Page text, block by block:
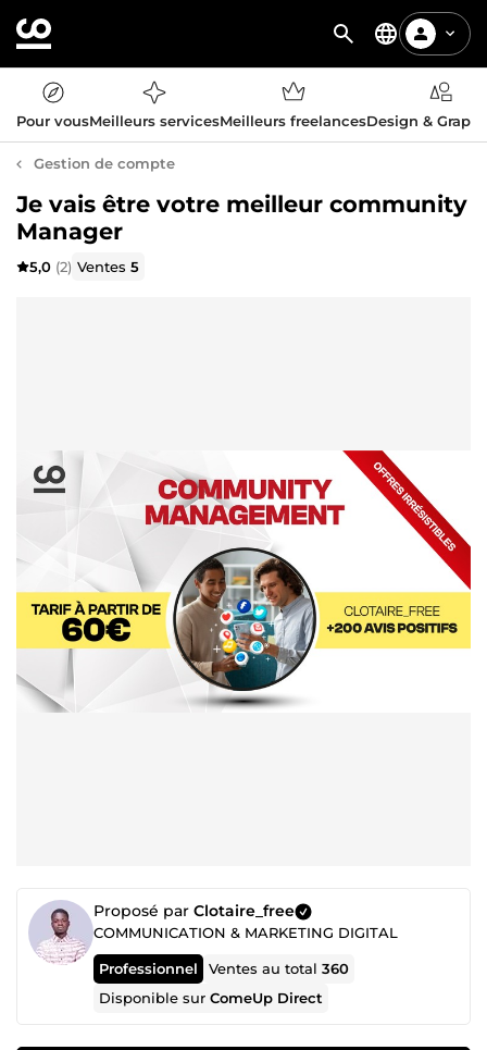
Pour vousMeilleurs servicesMeilleurs freelancesDesign &
Gestion de compte
Je vais être votre meilleur community
Manager
5,0 (2) Ventes5
Proposé par Clotaire_free
COMMUNICATION & MARKETING DIGITAL
Professionnel Ventes au total360
Disponible surComeUp Direct